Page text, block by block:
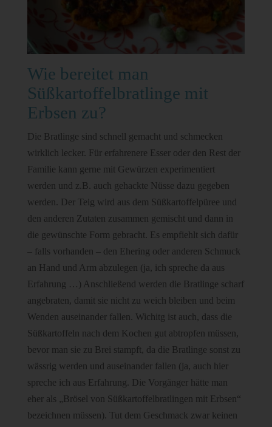
Wie bereitet man
Süßkartoffelbratlinge mit
Erbsen zu?
Die Bratlinge sind schnell gemacht und schmecken
wirklich lecker. Für erfahrenere Esser oder den Rest der
Familie kann gerne mit Gewürzen experimentiert
werden und z.B. auch gehackte Nüsse dazu gegeben
werden. Der Teig wird aus dem Süßkartoffelpüree und
den anderen Zutaten zusammen gemischt und dann in
die gewünschte Form gebracht. Es empfiehlt sich dafür
– falls vorhanden – den Ehering oder anderen Schmuck
an Hand und Arm abzulegen (ja, ich spreche da aus
Erfahrung …) Anschließend werden die Bratlinge scharf
angebraten, damit sie nicht zu weich bleiben und beim
Wenden auseinander fallen. Wichitg ist auch, dass die
Süßkartoffeln nach dem Kochen gut abtropfen müssen,
bevor man sie zu Brei stampft, da die Bratlinge sonst zu
wässrig werden und auseinander fallen (ja, auch hier
spreche ich aus Erfahrung. Die Vorgänger hätte man
eher als „Brösel von Süßkartoffelbratlingen mit Erbsen“
bezeichnen müssen). Tut dem Geschmack zwar keinen